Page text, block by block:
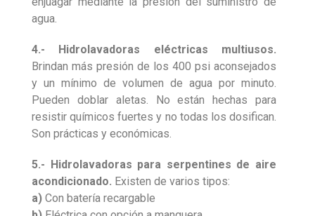
agua.
4.- Hidrolavadoras eléctricas multiusos.
Brindan más presión de los 400 psi aconsejados
y un mínimo de volumen de agua por minuto.
Pueden doblar aletas. No están hechas para
resistir químicos fuertes y no todas los dosifican.
Son prácticas y económicas.
5.- Hidrolavadoras para serpentines de aire
acondicionado. Existen de varios tipos:
a) Con batería recargable